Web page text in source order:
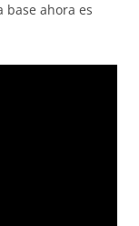
base ahora es